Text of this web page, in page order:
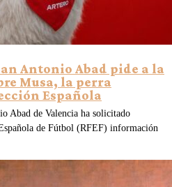
Antonio Abad pide a la
Musa, la perra
Española
Abad de Valencia ha solicitado
de Fútbol (RFEF) información